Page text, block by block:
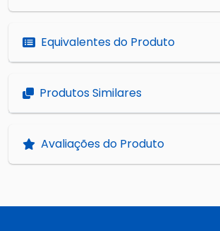
Equivalentes do Produto
Produtos Similares
Avaliações do Produto